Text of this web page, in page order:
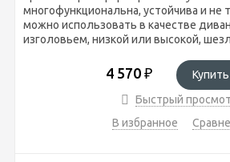
многофункциональна, устойчива и не
можно использовать в качестве
изголовьем, низкой или высокой,
4 570 ₽
Купить
Быстрый
В избранное